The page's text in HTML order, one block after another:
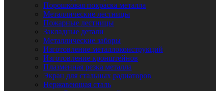
Порошковая покраска металла
Металлические лестницы
Пожарные лестницы
Закладные детали
Металлические заборы
Изготовление металлоконструкций
Изготовление кронштейнов
Плазменная резка металла
Экран для стальных радиаторов
Нержавеющая сталь